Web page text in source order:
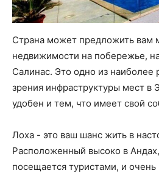
Страна может предложить вам
недвижимости на побережье,
Салинас. Это одно из наиболее
зрения инфраструктуры мест в
удобен и тем, что имеет свой
Лоха - это ваш шанс жить в
Расположенный высоко в
посещается туристами, и